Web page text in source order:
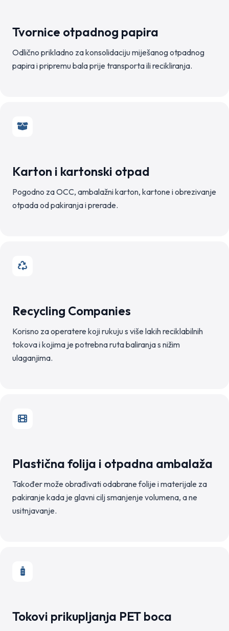
Tvornice otpadnog papira
Odlično prikladno za konsolidaciju miješanog otpadnog
papira i pripremu bala prije transporta ili recikliranja.
Karton i kartonski otpad
Pogodno za OCC, ambalažni karton, kartone i obrezivanje
otpada od pakiranja i prerade.
Recycling Companies
Korisno za operatere koji rukuju s više lakih reciklabilnih
tokova i kojima je potrebna ruta baliranja s nižim
ulaganjima.
Plastična folija i otpadna ambalaža
Također može obrađivati odabrane folije i materijale za
pakiranje kada je glavni cilj smanjenje volumena, a ne
usitnjavanje.
Tokovi prikupljanja PET boca